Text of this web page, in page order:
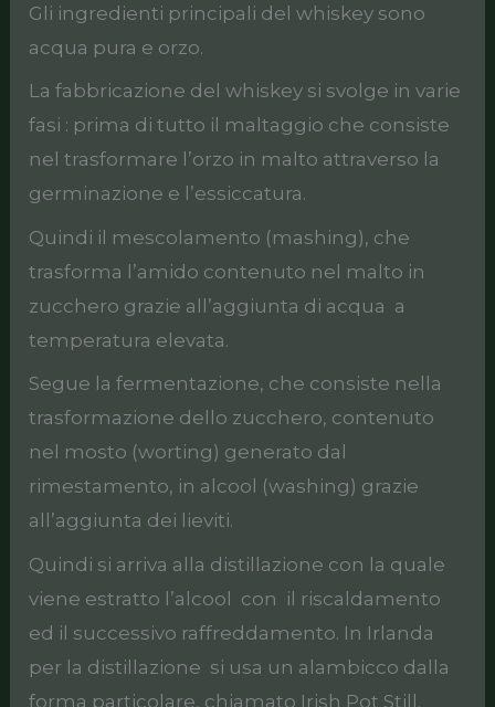
Gli ingredienti principali del whiskey sono
acqua pura e orzo.
La fabbricazione del whiskey si svolge in varie
fasi : prima di tutto il maltaggio che consiste
nel trasformare l’orzo in malto attraverso la
germinazione e l’essiccatura.
Quindi il mescolamento (mashing), che
trasforma l’amido contenuto nel malto in
zucchero grazie all’aggiunta di acqua a
temperatura elevata.
Segue la fermentazione, che consiste nella
trasformazione dello zucchero, contenuto
nel mosto (worting) generato dal
rimestamento, in alcool (washing) grazie
all’aggiunta dei lieviti.
Quindi si arriva alla distillazione con la quale
viene estratto l’alcool con il riscaldamento
ed il successivo raffreddamento. In Irlanda
per la distillazione si usa un alambicco dalla
forma particolare, chiamato Irish Pot Still.